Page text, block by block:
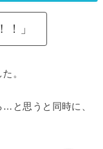
！」
。
と思うと同時に、